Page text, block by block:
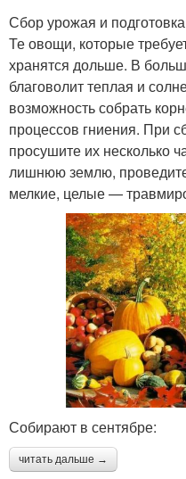
Сбор урожая и
Те овощи, которые
хранятся дольше. В
благоволит теплая и
возможность собрать
процессов гниения. При
просушите их несколько
лишнюю землю,
мелкие, целые —
Собирают в сентябре:
читать дальше →